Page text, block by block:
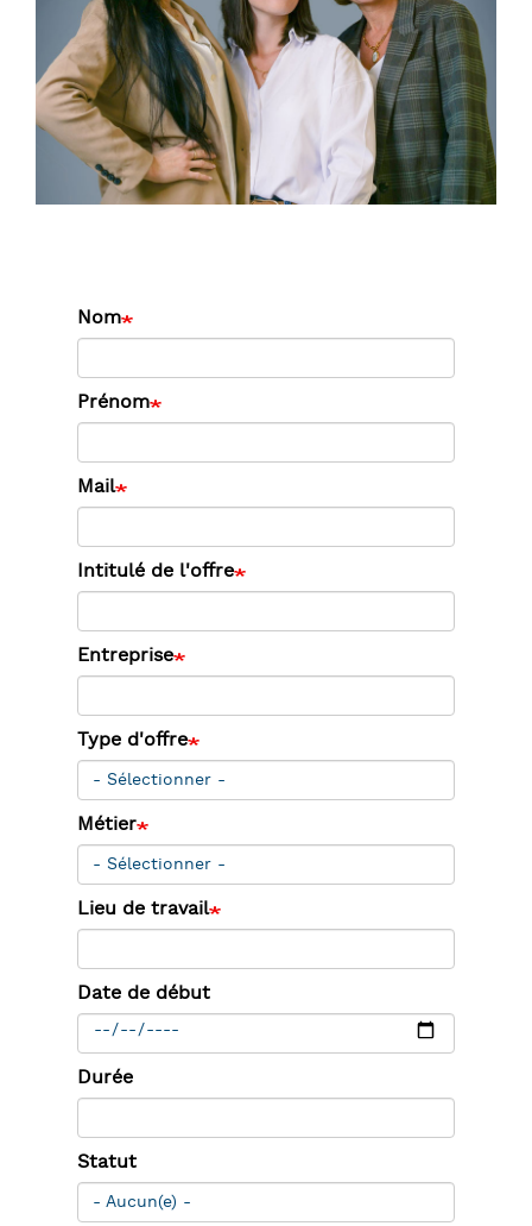
Nom
Prénom
Mail
Intitulé de l'offre
Entreprise
Type d'offre
Métier
Lieu de travail
Date de début
Durée
Statut